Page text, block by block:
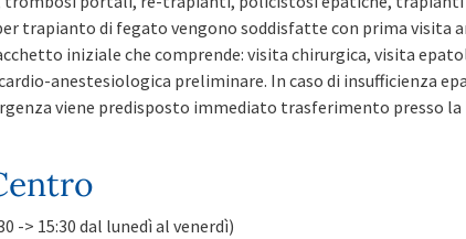
trapianto di fegato vengono soddisfatte con prima visita
iniziale che comprende: visita chirurgica, visita
anestesiologica preliminare. In caso di insufficienza
viene predisposto immediato trasferimento presso la
-> 15:30 dal lunedì al venerdì)